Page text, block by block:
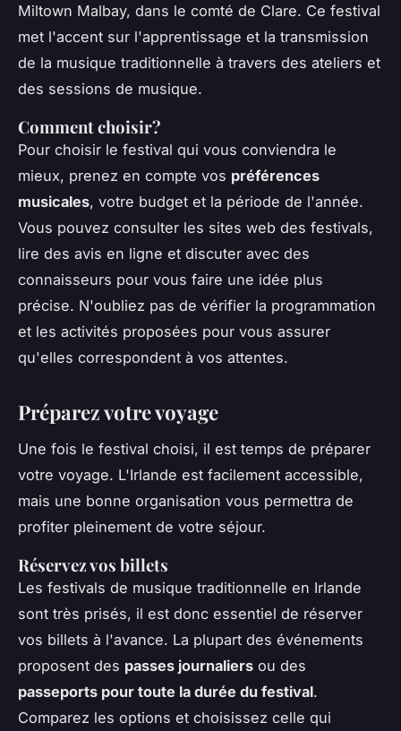
Miltown Malbay, dans le comté de Clare. Ce festival
met l'accent sur l'apprentissage et la transmission
de la musique traditionnelle à travers des ateliers et
des sessions de musique.
Comment choisir?
Pour choisir le festival qui vous conviendra le
mieux, prenez en compte vos préférences
musicales, votre budget et la période de l'année.
Vous pouvez consulter les sites web des festivals,
lire des avis en ligne et discuter avec des
connaisseurs pour vous faire une idée plus
précise. N'oubliez pas de vérifier la programmation
et les activités proposées pour vous assurer
qu'elles correspondent à vos attentes.
Préparez votre voyage
Une fois le festival choisi, il est temps de préparer
votre voyage. L'Irlande est facilement accessible,
mais une bonne organisation vous permettra de
profiter pleinement de votre séjour.
Réservez vos billets
Les festivals de musique traditionnelle en Irlande
sont très prisés, il est donc essentiel de réserver
vos billets à l'avance. La plupart des événements
proposent des passes journaliers ou des
passeports pour toute la durée du festival.
Comparez les options et choisissez celle qui